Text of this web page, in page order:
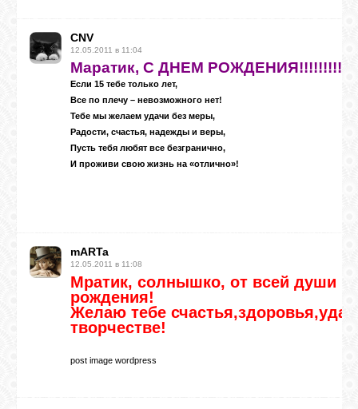
CNV
12.05.2011 в 11:04
Маратик, С ДНЕМ
Если 15 тебе только лет,
Все по плечу – невозможного нет!
Тебе мы желаем удачи без меры,
Радости, счастья, надежды и веры,
Пусть тебя любят все безгранично,
И проживи свою жизнь на «отлично»!
mARTa
12.05.2011 в 11:08
Мратик, солнышко, от всей души
рождения!
Желаю тебе
творчестве!
post image wordpress